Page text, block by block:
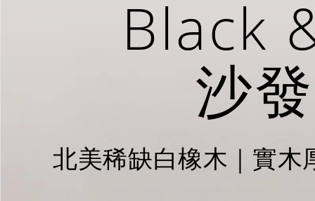
Black
沙
北美稀缺白橡木｜實木